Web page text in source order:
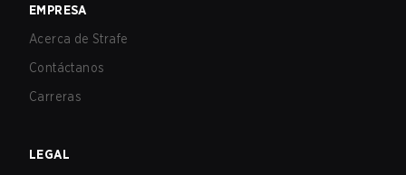
EMPRESA
Acerca de Strafe
Contáctanos
Carreras
LEGAL